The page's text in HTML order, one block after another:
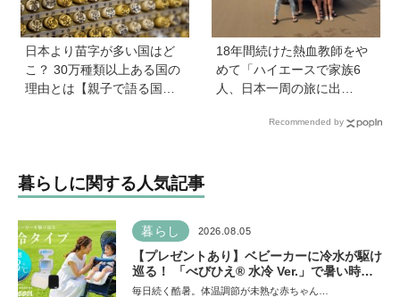
日本より苗字が多い国はど
こ？ 30万種類以上ある国の
理由とは【親子で語る国際
18年間続けた熱血教師をや
めて「ハイエースで家族6
人、日本一周の旅に出
きっかけに、新たな一歩を
Recommended by
暮らしに関する人気記事
暮らし 2026.08.05
【プレゼントあり】ベビーカーに冷水が駆け
巡る！ 「べびひえ® 水冷 Ver.」で暑い時期
の赤ちゃんのお出かけをサポート
毎日続く酷暑。体温調節が未熟な赤ちゃん…